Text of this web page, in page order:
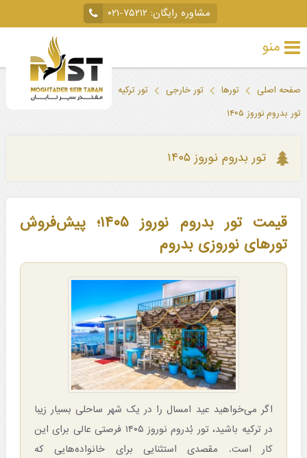
مشاوره رایگان: ۰۲۱-۷۵۲۱۲
منو
داخلی
آخری
جاذبه‌های
صفحه اصلی تورها تور خارجی تور ترکیه
تور بدروم
تور بدروم نوروز ۱۴۰۵
تور بدروم نوروز ۱۴۰۵
قیمت تور بدروم نوروز ۱۴۰۵؛ پیش‌فروش
تورهای نوروزی بدروم
اگر می‌خواهید عید امسال را در یک شهر ساحلی بسیار زیبا
در ترکیه باشید، تور بُدروم نوروز ۱۴۰۵ فرصتی عالی برای این
کار است. مقصدی استثنایی برای خانواده‌هایی که